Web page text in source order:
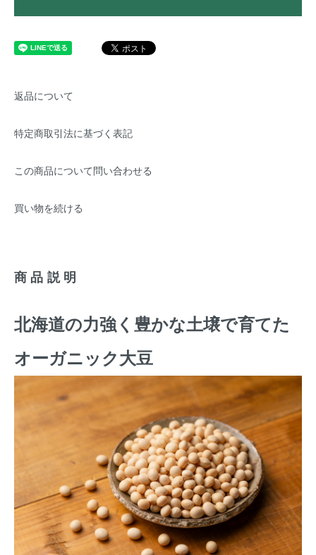
返品について
特定商取引法に基づく表記
この商品について問い合わせる
買い物を続ける
商品説明
北海道の力強く豊かな土壌で育てた
オーガニック大豆